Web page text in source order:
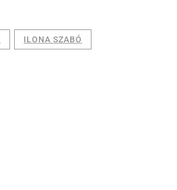
ILONA SZABÓ